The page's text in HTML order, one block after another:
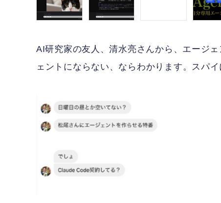
AI研究家の友人、清水亮さんから、エージ
ェントにならない、ならわかります。スパ